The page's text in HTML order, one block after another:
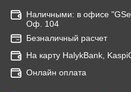
Наличными: в офисе
Оф. 104
Безналичный расчет
На карту HalykBank,
Онлайн оплата